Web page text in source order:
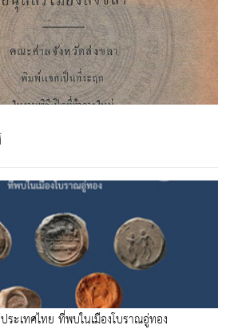
ะเทศไทย ที่พบในเมืองโบราณอู่ทอง